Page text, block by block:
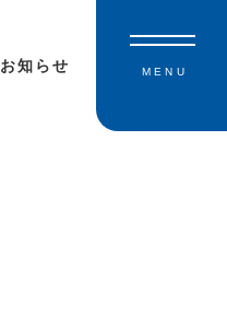
お知らせ MENU